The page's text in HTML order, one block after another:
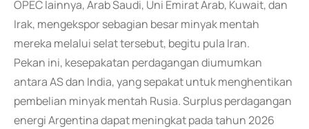
OPEC lainnya, Arab Saudi, Uni Emirat Arab, Kuwait, dan
Irak, mengekspor sebagian besar minyak mentah
mereka melalui selat tersebut, begitu pula Iran.
Pekan ini, kesepakatan perdagangan diumumkan
antara AS dan India, yang sepakat untuk menghentikan
pembelian minyak mentah Rusia. Surplus perdagangan
energi Argentina dapat meningkat pada tahun 2026